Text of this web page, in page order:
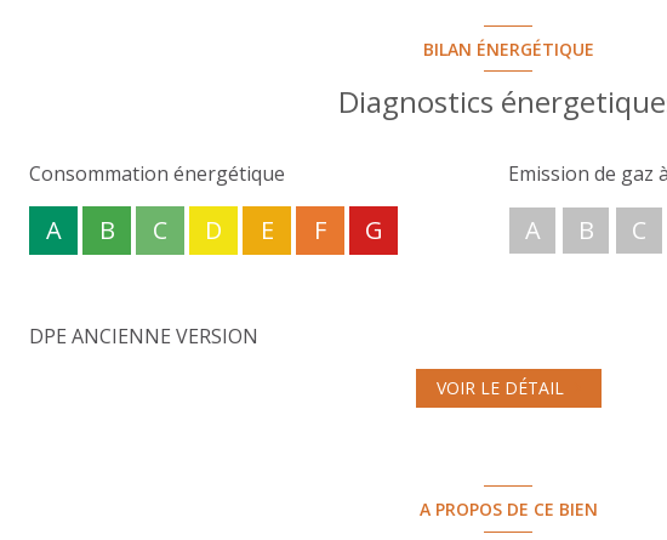
BILAN ÉNERGÉTIQUE
Diagnostics
Consommation énergétique
A B C D E F G
Emission de gaz
A B C
DPE ANCIENNE VERSION
VOIR LE DÉTAIL
A PROPOS DE CE BIEN